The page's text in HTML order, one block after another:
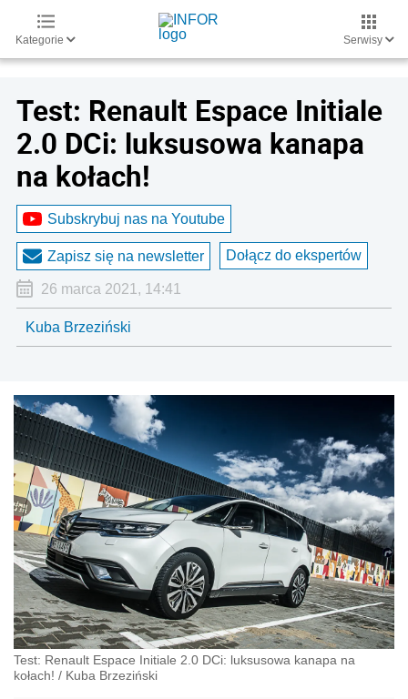
Kategorie Serwisy
Test: Renault Espace Initiale
2.0 DCi: luksusowa kanapa
na kołach!
Subskrybuj nas na Youtube
Zapisz się na newsletter Dołącz do ekspertów
26 marca 2021, 14:41
Kuba Brzeziński
Test: Renault Espace Initiale 2.0 DCi: luksusowa kanapa na
kołach! / Kuba Brzeziński